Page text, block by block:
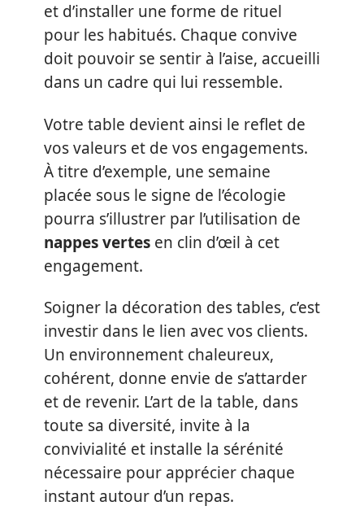
et d’installer une forme de rituel
pour les habitués. Chaque convive
doit pouvoir se sentir à l’aise, accueilli
dans un cadre qui lui ressemble.
Votre table devient ainsi le reflet de
vos valeurs et de vos engagements.
À titre d’exemple, une semaine
placée sous le signe de l’écologie
pourra s’illustrer par l’utilisation de
nappes vertes en clin d’œil à cet
engagement.
Soigner la décoration des tables, c’est
investir dans le lien avec vos clients.
Un environnement chaleureux,
cohérent, donne envie de s’attarder
et de revenir. L’art de la table, dans
toute sa diversité, invite à la
convivialité et installe la sérénité
nécessaire pour apprécier chaque
instant autour d’un repas.